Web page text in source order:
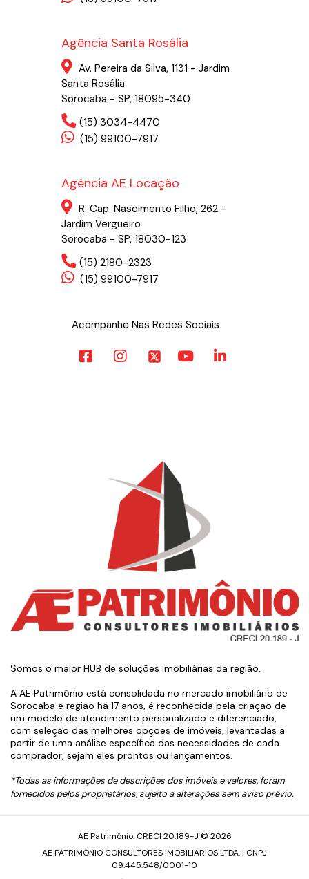
Agência Santa Rosália
Av. Pereira da Silva, 1131 - Jardim
Santa Rosália
Sorocaba - SP, 18095-340
(15) 3034-4470
(15) 99100-7917
Agência AE Locação
R. Cap. Nascimento Filho, 262 -
Jardim Vergueiro
Sorocaba - SP, 18030-123
(15) 2180-2323
(15) 99100-7917
Acompanhe Nas Redes Sociais
Somos o maior HUB de soluções imobiliárias da região.
A AE Patrimônio está consolidada no mercado imobiliário de
Sorocaba e região há 17 anos, é reconhecida pela criação de
um modelo de atendimento personalizado e diferenciado,
com seleção das melhores opções de imóveis, levantadas a
partir de uma análise específica das necessidades de cada
comprador, sejam eles prontos ou lançamentos.
*Todas as informações de descrições dos imóveis e valores, foram
fornecidos pelos proprietários, sujeito a alterações sem aviso prévio.
AE Patrimônio. CRECI 20.189-J © 2026
AE PATRIMÔNIO CONSULTORES IMOBILIÁRIOS LTDA. | CNPJ
09.445.548/0001-10